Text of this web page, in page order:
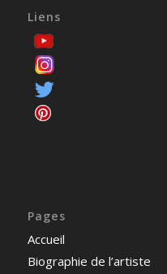
Liens
Pages
Accueil
Biographie de l’artiste